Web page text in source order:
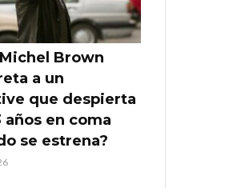
Brown
a un
que despierta
años en coma
se estrena?